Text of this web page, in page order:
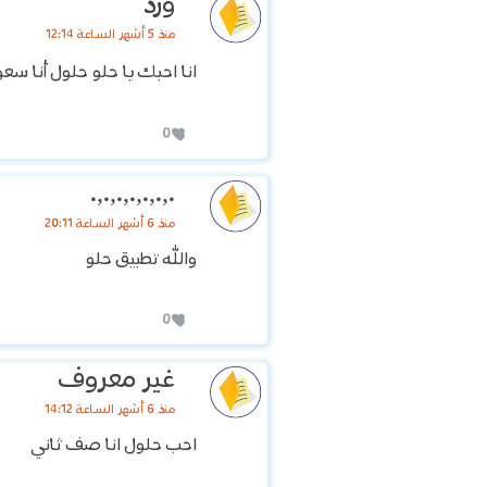
ورد
منذ 5 أشهر الساعة 12:14
انا احبك يا حلو حلول أنا
0
.,.,.,.,.,.,.
منذ 6 أشهر الساعة 20:11
والله تطبيق حلو
0
غير معروف
منذ 6 أشهر الساعة 14:12
احب حلول انا صف ثاني